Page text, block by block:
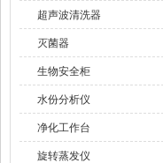
超声波清洗器
灭菌器
生物安全柜
水份分析仪
净化工作台
旋转蒸发仪